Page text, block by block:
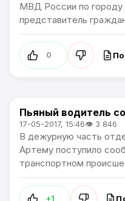
МВД России по городу
представитель
0
Происшествия
Пьяный водитель
17-05-2017, 15:46👁 3 846
В дежурную часть
Артему поступило
транспортном
+1